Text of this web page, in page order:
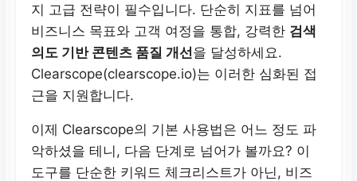
지 고급 전략이 필수입니다. 단순히 지표를 넘어
비즈니스 목표와 고객 여정을 통합, 강력한 검색
의도 기반 콘텐츠 품질 개선을 달성하세요.
Clearscope(clearscope.io)는 이러한 심화된 접
근을 지원합니다.
이제 Clearscope의 기본 사용법은 어느 정도 파
악하셨을 테니, 다음 단계로 넘어가 볼까요? 이
도구를 단순한 키워드 체크리스트가 아닌, 비즈